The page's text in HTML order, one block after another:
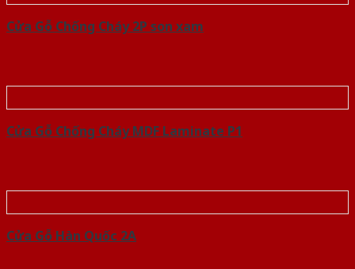
Cửa Gỗ Chống Cháy 2P son xam
Cửa Gỗ Chống Cháy MDF Laminate P1
Cửa Gỗ Hàn Quốc 2A